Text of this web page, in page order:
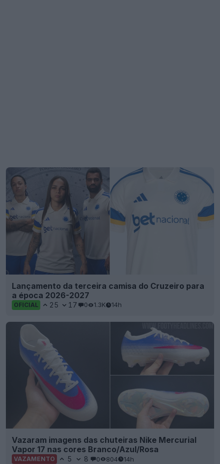
Lançamento da terceira camisa do Cruzeiro para
a época 2026-2027
OFICIAL 25 17 0 1.3K 14h
Vazaram imagens das chuteiras Nike Mercurial
Vapor 17 nas cores Branco/Azul/Rosa
VAZAMENTO 5 8 0 804 14h